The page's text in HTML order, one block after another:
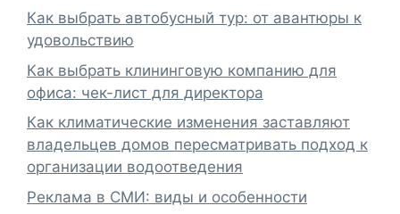
Как выбрать автобусный тур: от авантюры к
удовольствию
Как выбрать клининговую компанию для
офиса: чек-лист для директора
Как климатические изменения заставляют
владельцев домов пересматривать подход к
организации водоотведения
Реклама в СМИ: виды и особенности